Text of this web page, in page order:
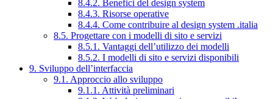
8.4.2. Benefici del design system
8.4.3. Risorse operative
8.4.4. Come contribuire al design system .italia
8.5. Progettare con i modelli di sito e servizi
8.5.1. Vantaggi dell’utilizzo dei modelli
8.5.2. I modelli di sito e servizi disponibili
9. Sviluppo dell’interfaccia
9.1. Approccio allo sviluppo
9.1.1. Attività preliminari